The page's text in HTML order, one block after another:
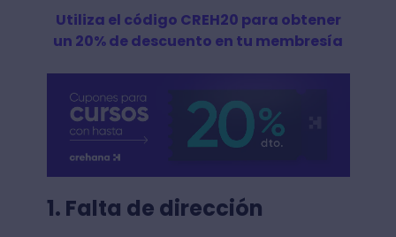
Utiliza el código CREH20 para obtener
un 20% de descuento en tu membresía
1. Falta de dirección